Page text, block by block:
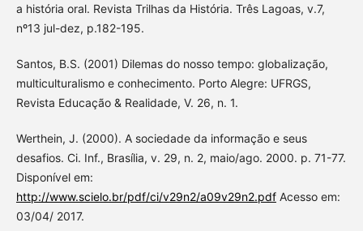
a história oral. Revista Trilhas da História. Três Lagoas, v.7,
nº13 jul-dez, p.182-195.
Santos, B.S. (2001) Dilemas do nosso tempo: globalização,
multiculturalismo e conhecimento. Porto Alegre: UFRGS,
Revista Educação & Realidade, V. 26, n. 1.
Werthein, J. (2000). A sociedade da informação e seus
desafios. Ci. Inf., Brasília, v. 29, n. 2, maio/ago. 2000. p. 71-77.
Disponível em:
http://www.scielo.br/pdf/ci/v29n2/a09v29n2.pdfAcesso em:
03/04/ 2017.